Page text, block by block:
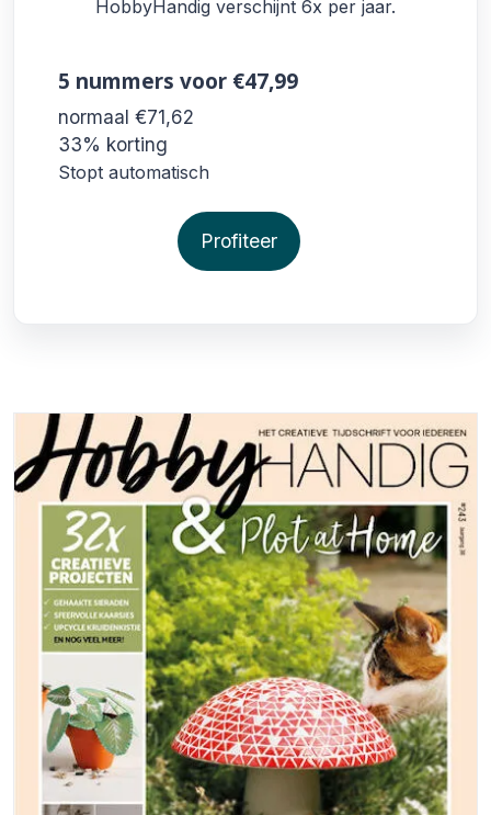
HobbyHandig verschijnt 6x per jaar.
5 nummers voor €47,99
normaal €71,62
33% korting
Stopt automatisch
Profiteer